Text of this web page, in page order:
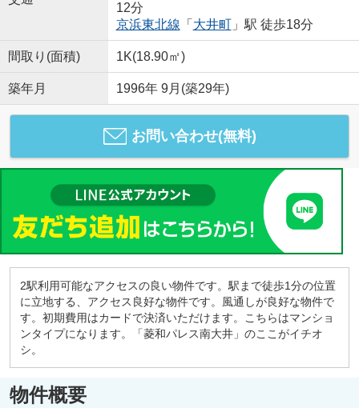
12分
京浜東北線 「 大井町」駅 徒歩18分
間取り(面積) 1K(18.90㎡)
築年月 1996年 9月(築29年)
お問い合わせ(無料)
2駅利用可能なアクセスの良い物件です。駅まで徒歩1分の位置
に立地する、アクセス良好な物件です。風通しが良好な物件で
す。初期費用はカードで決済いただけます。こちらはマンショ
ンタイプになります。「菱和パレス南大井」のここがイチオ
シ。
物件概要